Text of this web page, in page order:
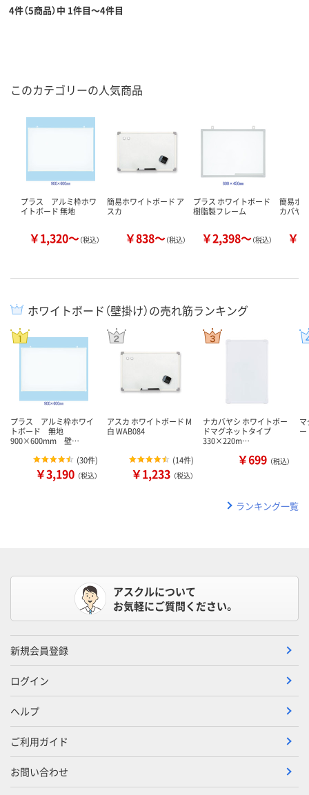
4件（5商品）中 1件目～4件目
このカテゴリーの人気商品
プラス アルミ枠ホワ
イトボード 無地
￥1,320～（税込）
簡易ホワイトボード ア
スカ
￥838～（税込）
プラス ホワイトボード
樹脂製フレーム
￥2,398～（税込）
簡易ホ
カバヤシ
￥
ホワイトボード（壁掛け）の売れ筋ランキング
プラス アルミ枠ホワイ
トボード 無地
900×600mm 壁…
(30件)
￥3,190 （税込）
アスカ ホワイトボード M
白 WAB084
(14件)
￥1,233 （税込）
ナカバヤシ ホワイトボー
ドマグネットタイプ
330×220m…
￥699 （税込）
ー
ランキング一覧
アスクルについて
お気軽にご質問ください。
新規会員登録
ログイン
ヘルプ
ご利用ガイド
お問い合わせ